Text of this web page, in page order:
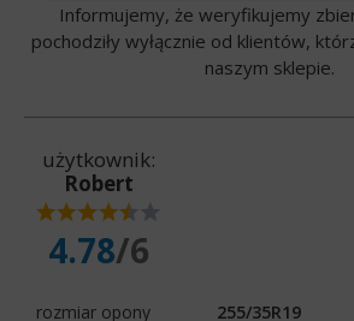
Informujemy, że weryfikujemy
pochodziły wyłącznie od klientów,
naszym sklepie.
użytkownik:
Robert
4.78/6
rozmiar opony
255/35R19